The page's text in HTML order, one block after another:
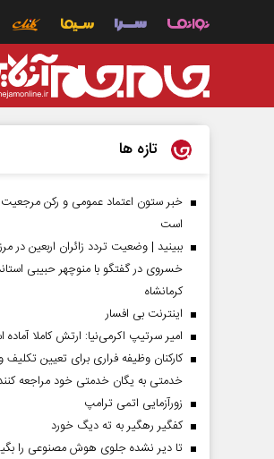
تازه ها
خبر ستون اعتماد عمومی و رکن مرجعیت
است
ببینید | وضعیت تردد زائران اربعین در مرز
خسروی در گفتگو با منوچهر حبیبی
کرمانشاه
اینترنت بی افسار
امیر سرتیپ اکرمی‌نیا: ارتش کاملا
کارکنان وظیفه فراری برای تعیین
خدمتی به یگان خدمتی خود مراجعه
زورآزمایی اتمی ترامپ
کفگیر رهگیر به ته دیگ خورد